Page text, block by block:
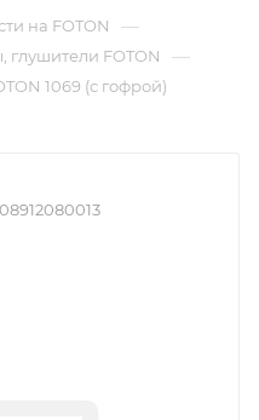
на FOTON —
FOTON —
1069 (с гофрой)